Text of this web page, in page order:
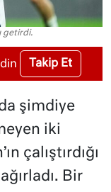
getirdi.
Takip Et
şimdiye
iki
çalıştırdığı
Bir